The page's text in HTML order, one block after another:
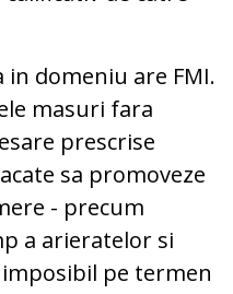
domeniu are FMI.
masuri fara
prescrise
sa promoveze
- precum
a arieratelor si
pe termen